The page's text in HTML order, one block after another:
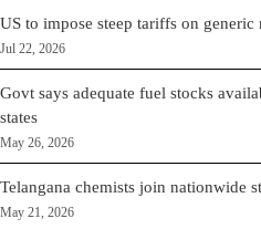
US to impose steep tariffs on
Jul 22, 2026
Govt says adequate fuel stocks
states
May 26, 2026
Telangana chemists join nationwide
May 21, 2026